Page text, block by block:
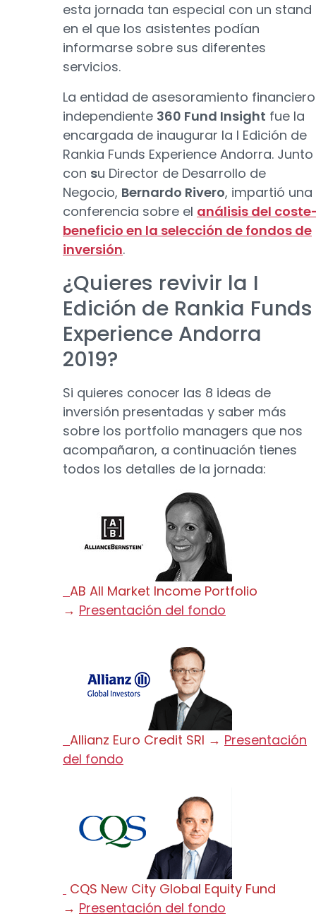
esta jornada tan especial con un stand
en el que los asistentes podían
informarse sobre sus diferentes
servicios.
La entidad de asesoramiento financiero
independiente 360 Fund Insight fue la
encargada de inaugurar la I Edición de
Rankia Funds Experience Andorra. Junto
con su Director de Desarrollo de
Negocio, Bernardo Rivero, impartió una
conferencia sobre el análisis del
beneficio en la selección de fondos de
inversión.
¿Quieres revivir la I
Edición de Rankia Funds
Experience Andorra
2019?
Si quieres conocer las 8 ideas de
inversión presentadas y saber más
sobre los portfolio managers que nos
acompañaron, a continuación tienes
todos los detalles de la jornada:
AB All Market Income Portfolio
→ Presentación del fondo
Allianz Euro Credit SRI → Presentación
del fondo
CQS New City Global Equity Fund
→ Presentación del fondo